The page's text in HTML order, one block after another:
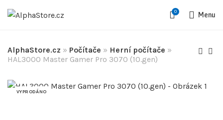
0 Menu
AlphaStore.cz » Počítače » Herní počítače »
HAL3000 Master Gamer Pro 3070 (10.gen)
VYPRODÁNO